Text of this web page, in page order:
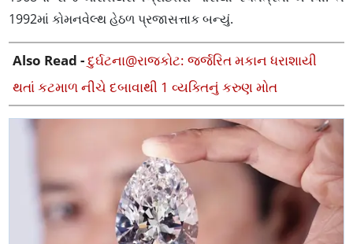
1992માં કોમનવેલ્થ હેઠળ પ્રજાસત્તાક બન્યું.
Also Read -દુર્ઘટના@રાજકોટ: જર્જરિત મકાન ધરાશાયી
થતાં કટમાળ નીચે દબાવાથી 1 વ્યક્તિનું કરુણ મોત